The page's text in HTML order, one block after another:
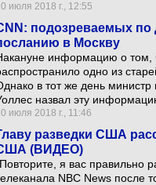
июля 2018 г., 12:55
подозреваемых
в Москву
информацию о том,
одно из
в тот же день министр
назвал эту
июля 2018 г., 11:46
разведки США
(ВИДЕО)
я вас правильно
NBC News после